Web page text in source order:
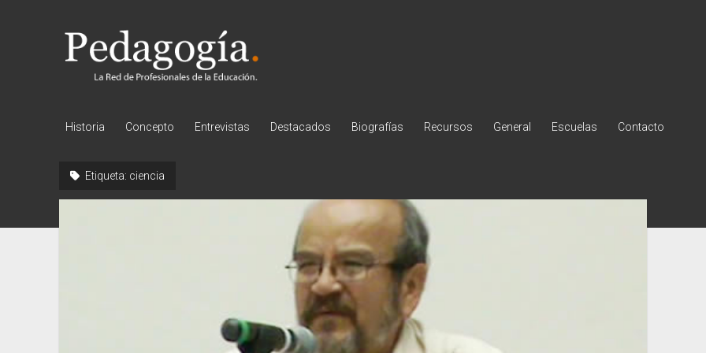
Pedagogía
Historia Concepto Entrevistas Destacados Biografías Recursos General Escuelas Contacto
Etiqueta: ciencia